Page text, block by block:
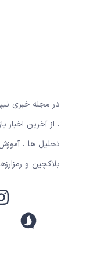
در مجله خبری
، از آخرین اخبار
تحلیل ها ،
بلاکچین و